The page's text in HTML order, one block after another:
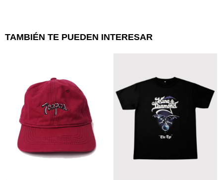
TAMBIÉN TE PUEDEN INTERESAR